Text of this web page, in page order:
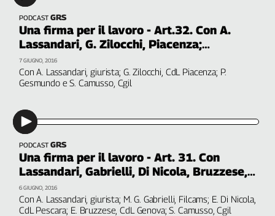
anni
Cgil
Collettiva
Academy
Collettiva
Play
Collettiva
Talk
La
settimana
Collettiva
Girasoli
PODCAST GRS
Una firma per il lavoro - Art.32. Con A.
Lassandari, G. Zilocchi, Piacenza;
Gesmundo e Camusso
Con A. Lassandari, giurista; G. Zilocchi, CdL Piacenza; P.
Gesmundo e S. Camusso, Cgil
7 GIUGNO, 2016
PODCAST GRS
Una firma per il lavoro - Art. 31. Con
Lassandari, Gabrielli, Di Nicola, Bruzzese,
Camusso
Con A. Lassandari, giurista; M. G. Gabrielli, Filcams; E. Di Nicola,
CdL Pescara; E. Bruzzese, CdL Genova; S. Camusso, Cgil
6 GIUGNO, 2016